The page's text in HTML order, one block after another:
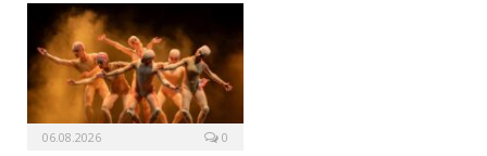
06.08.2026 0